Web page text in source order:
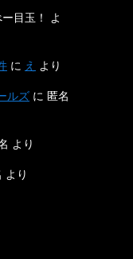
目玉！
よ
に え より
ルズ に 匿名
より
より